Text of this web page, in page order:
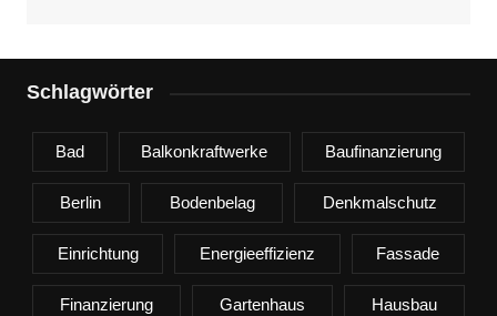
Schlagwörter
Bad Balkonkraftwerke Baufinanzierung
Berlin Bodenbelag Denkmalschutz
Einrichtung Energieeffizienz Fassade
Finanzierung Gartenhaus Hausbau